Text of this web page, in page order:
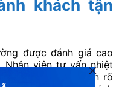
khách tận
được đánh giá cao
viên tư vấn nhiệt
dẫn điểm đón rõ